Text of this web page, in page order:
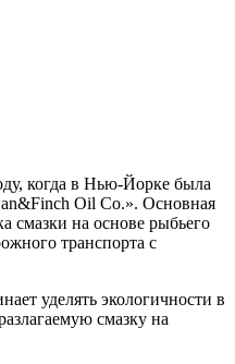
когда в Нью-Йорке была
Oil Co.». Основная
смазки на основе рыбьего
транспорта с
уделять экологичности в
смазку на